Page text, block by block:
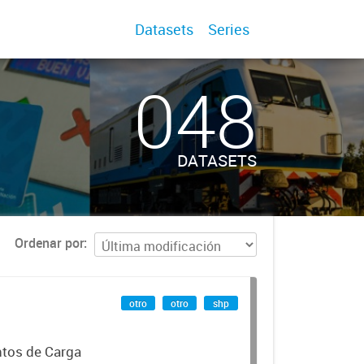
Datasets Series
048
DATASETS
Ordenar por
de Carga
otro otro shp